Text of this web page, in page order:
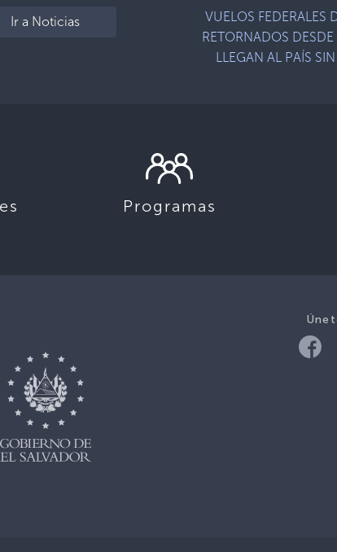
Ir a Noticias
VUELOS FEDERALES
RETORNADOS
LLEGAN AL PAÍS
Programas